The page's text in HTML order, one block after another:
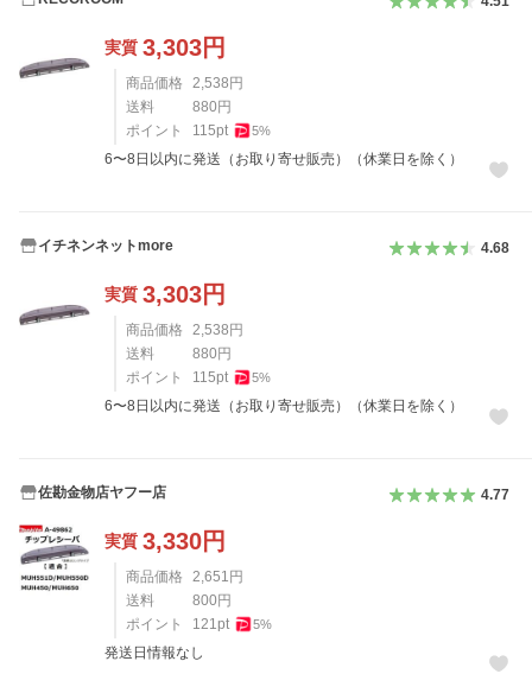
実質 3,303円
商品価格 2,538 円
送料
880 円
ポイント
115pt 5%
6〜8日以内に発送（お取り寄せ販売）（休業日を除く）
イチネンネットmore 4.68
実質 3,303円
商品価格 2,538 円
送料
880 円
ポイント
115pt 5%
6〜8日以内に発送（お取り寄せ販売）（休業日を除く）
佐勘金物店ヤフー店 4.77
実質 3,330円
商品価格 2,651 円
送料
800 円
ポイント
121pt 5%
発送日情報なし